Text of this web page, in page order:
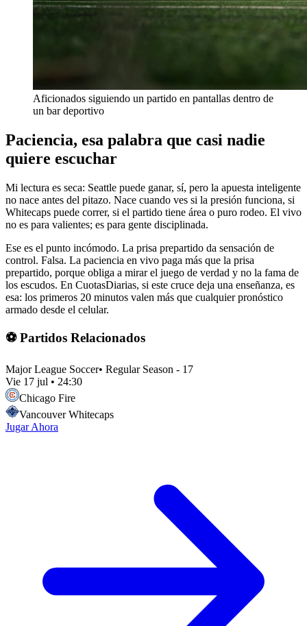
Aficionados siguiendo un partido en pantallas dentro de
un bar deportivo
Paciencia, esa palabra que casi nadie
quiere escuchar
Mi lectura es seca: Seattle puede ganar, sí, pero la apuesta inteligente
no nace antes del pitazo. Nace cuando ves si la presión funciona, si
Whitecaps puede correr, si el partido tiene área o puro rodeo. El vivo
no es para valientes; es para gente disciplinada.
Ese es el punto incómodo. La prisa prepartido da sensación de
control. Falsa. La paciencia en vivo paga más que la prisa
prepartido, porque obliga a mirar el juego de verdad y no la fama de
los escudos. En CuotasDiarias, si este cruce deja una enseñanza, es
esa: los primeros 20 minutos valen más que cualquier pronóstico
armado desde el celular.
⚽ Partidos Relacionados
Major League Soccer• Regular Season - 17
Vie 17 jul • 24:30
Chicago Fire
Vancouver Whitecaps
Jugar Ahora